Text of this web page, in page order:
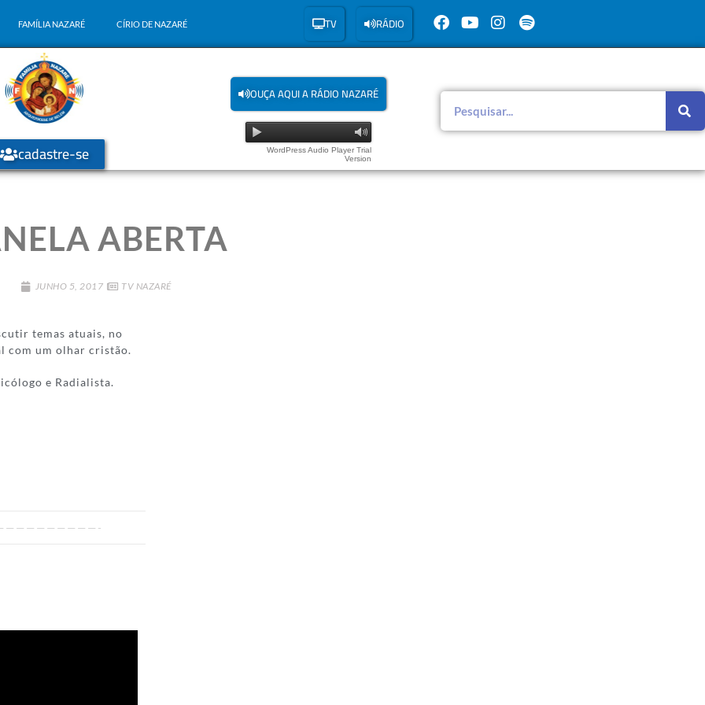
FAMÍLIA NAZARÉ CÍRIO DE NAZARÉ TV RÁDIO
cadastre-se
OUÇA AQUI A RÁDIO NAZARÉ
WordPress Audio Player Trial
Version
ABERTA
JUNHO 5, 2017 TV NAZARÉ
temas atuais, no
com um olhar cristão.
e Radialista.